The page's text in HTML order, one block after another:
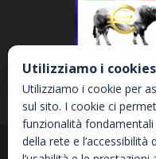
Abbona e Daniele S.r.l. - Via
Utilizziamo i cookies
Utilizziamo i cookie per
sul sito. I cookie ci
funzionalità
della rete e